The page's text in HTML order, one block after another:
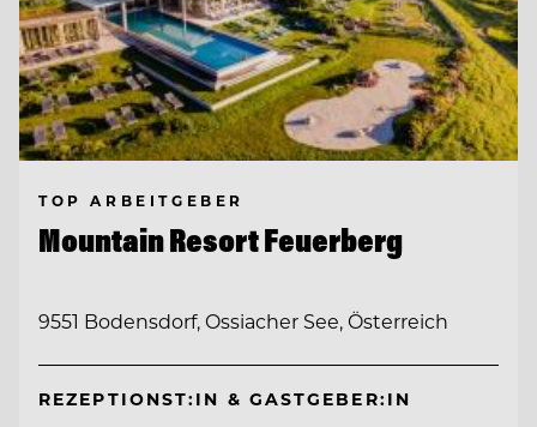
TOP ARBEITGEBER
Mountain Resort Feuerberg
9551 Bodensdorf, Ossiacher See, Österreich
REZEPTIONST:IN & GASTGEBER:IN